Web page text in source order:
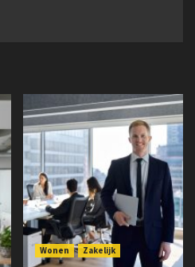
Wonen Zakelijk